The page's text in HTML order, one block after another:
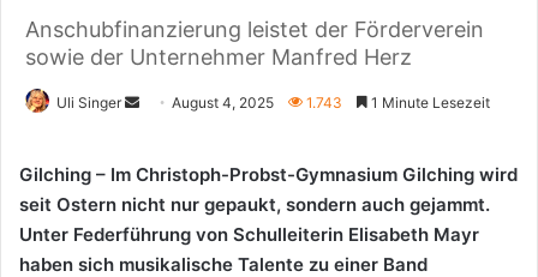
Anschubfinanzierung leistet der Förderverein
sowie der Unternehmer Manfred Herz
Uli Singer
Sende
E-
Mail
August 4, 2025 1.743 1 Minute Lesezeit
Gilching – Im Christoph-Probst-Gymnasium Gilching wird
seit Ostern nicht nur gepaukt, sondern auch gejammt.
Unter Federführung von Schulleiterin Elisabeth Mayr
haben sich musikalische Talente zu einer Band